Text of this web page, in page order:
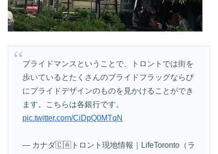
プライドマンスということで、トロントでは街を
歩いているとたくさんのプライドフラッグならび
にプライドデザインのものを見かけることができ
ます。こちらは各銀行です。
pic.twitter.com/CiDpQ0MTqN
— カナダ🇨🇦トロント現地情報｜LifeToronto（ラ